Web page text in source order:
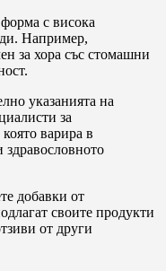
с висока
Например,
за хора със стомашни
указанията на
за
варира в
здравословното
добавки от
своите продукти
от други